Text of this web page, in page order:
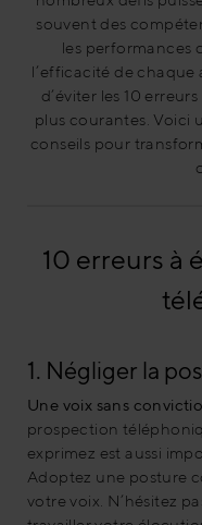
souvent des
les performances
l’efficacité de chaque
d’éviter les 10
plus courantes. Voici
conseils pour
10 erreurs à
1. Négliger la
Une voix sans
prospection
exprimez est aussi
Adoptez une posture
votre voix. N’hésitez